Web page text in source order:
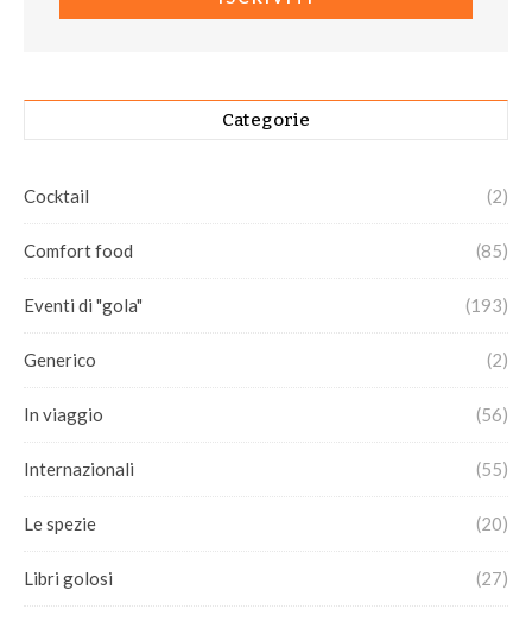
Categorie
Cocktail (2)
Comfort food (85)
Eventi di "gola" (193)
Generico (2)
In viaggio (56)
Internazionali (55)
Le spezie (20)
Libri golosi (27)